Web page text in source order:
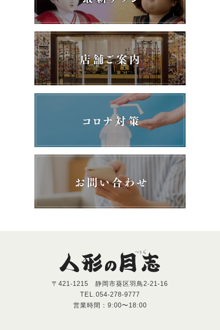
〒421-1215 静岡市葵区羽鳥2-21-16
TEL.054-278-9777
営業時間：9:00〜18:00